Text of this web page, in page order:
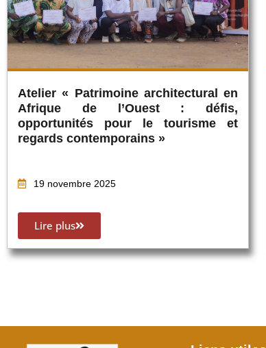
Atelier « Patrimoine architectural en
Afrique de l’Ouest : défis,
opportunités pour le tourisme et
regards contemporains »
19 novembre 2025
Lire plus